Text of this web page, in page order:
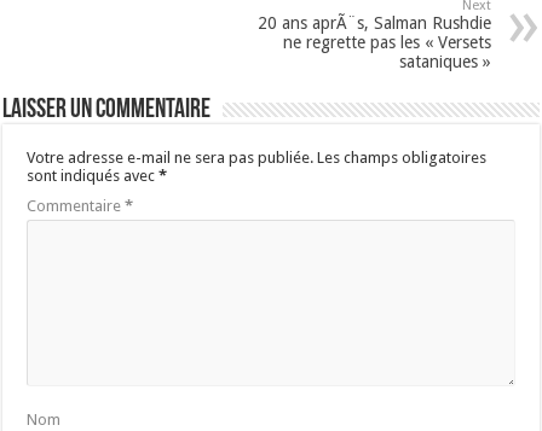
Next
20 ans aprÃ¨s, Salman Rushdie
ne regrette pas les « Versets
sataniques »
Laisser un commentaire
Votre adresse e-mail ne sera pas publiée. Les champs obligatoires
sont indiqués avec*
Commentaire*
Nom